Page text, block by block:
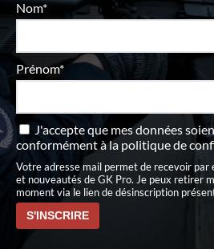
Nom*
Prénom*
J'accepte que mes données
conformément àla politique de
Votre adresse mail permet de recevoir par
et nouveautés de GK Pro. Je peux retirer
moment via le lien de désinscription